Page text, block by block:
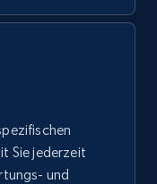
and
Sie jederzeit
und